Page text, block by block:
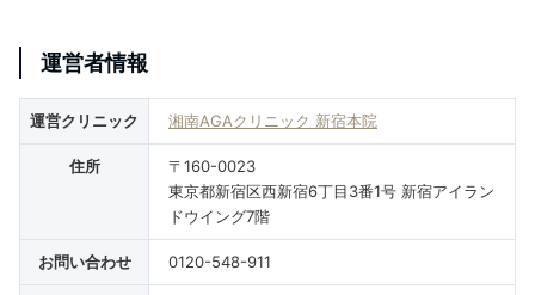
運営者情報
運営クリニック 湘南AGAクリニック 新宿本院
住所
〒160-0023
東京都新宿区西新宿6丁目3番1号 新宿アイラン
ドウイング7階
お問い合わせ 0120-548-911